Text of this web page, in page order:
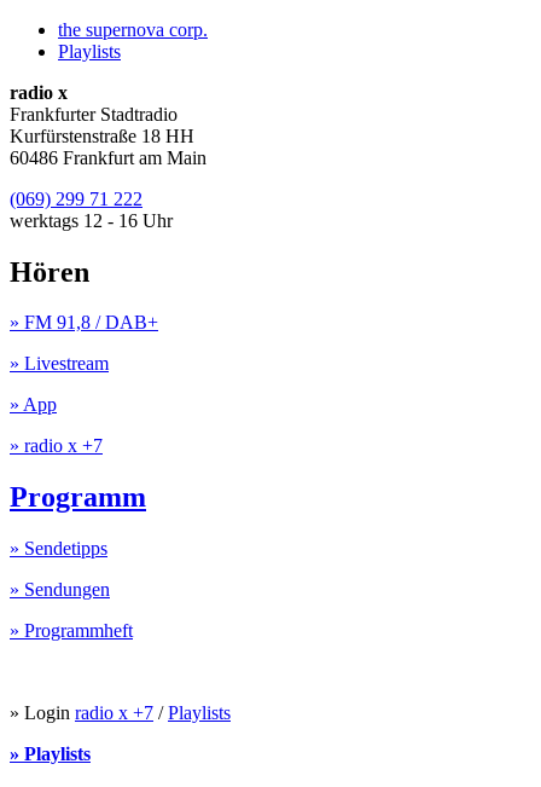
the supernova corp.
Playlists
radio x
Frankfurter Stadtradio
Kurfürstenstraße 18 HH
60486 Frankfurt am Main
(069) 299 71 222
werktags 12 - 16 Uhr
Hören
» FM 91,8 / DAB+
» Livestream
» App
» radio x +7
Programm
» Sendetipps
» Sendungen
» Programmheft
» Login radio x +7 /Playlists
» Playlists